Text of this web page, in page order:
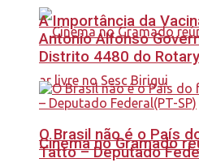
Cinema no Gramado
A Importância da
Antonio Alfonso
Distrito 4480 do
O Brasil não é o País
Tatto – Deputado